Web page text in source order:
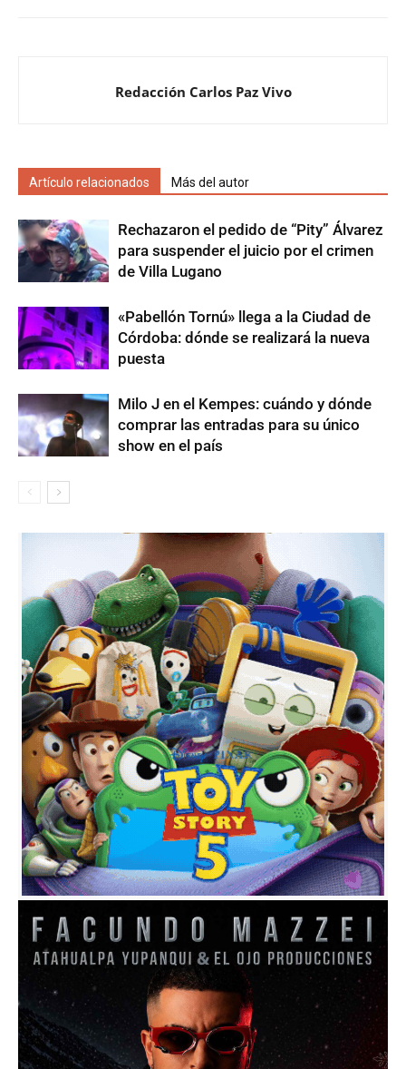
Redacción Carlos Paz Vivo
Artículo relacionados Más del autor
Rechazaron el pedido de “Pity” Álvarez
para suspender el juicio por el crimen
de Villa Lugano
«Pabellón Tornú» llega a la Ciudad de
Córdoba: dónde se realizará la nueva
puesta
Milo J en el Kempes: cuándo y dónde
comprar las entradas para su único
show en el país